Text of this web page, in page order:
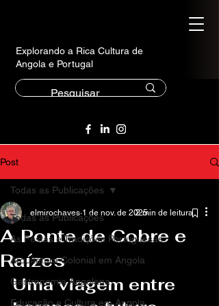
Explorando a Rica Cultura de
Angola e Portugal
Post
Todas as Publicações
As Festas e Tradições Portuguesas
Arquitetura Colonial em Angola
Gastronomia Angolana
Educação e Cultura em Angola
Todas as Publicações
A Ponte de Cobre e
Raízes
elmirochaves 1 de nov. de 20252 min de leitura
Uma viagem entre